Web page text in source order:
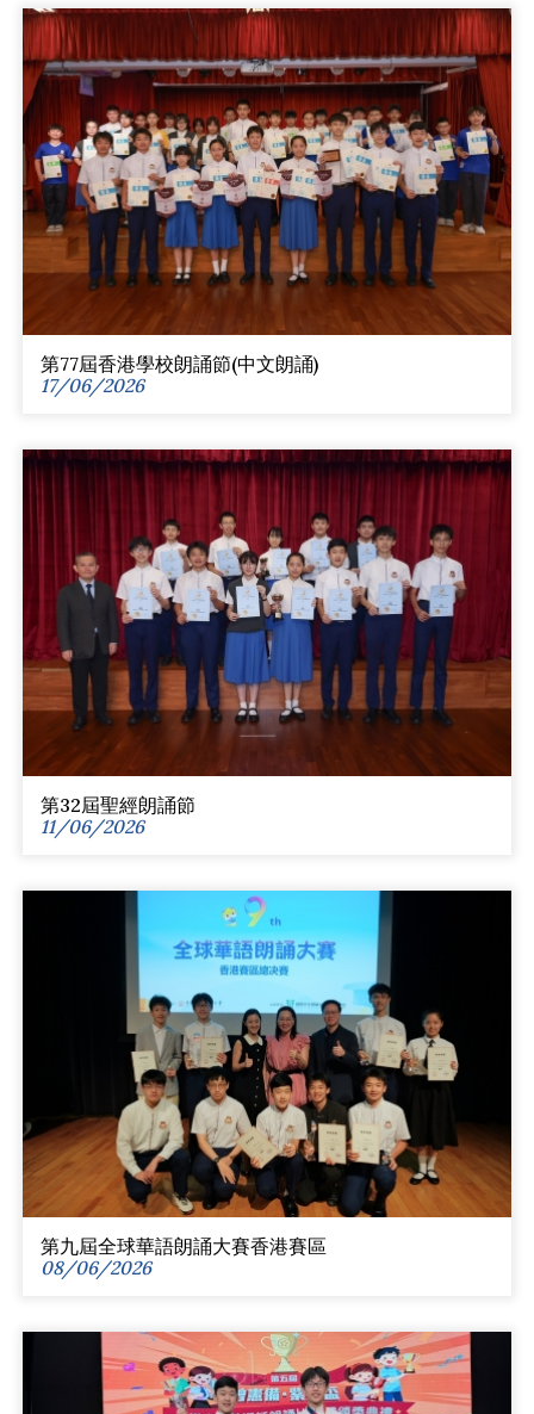
第77屆香港學校朗誦節(中文朗誦)
17/06/2026
第32屆聖經朗誦節
11/06/2026
第九屆全球華語朗誦大賽香港賽區
08/06/2026